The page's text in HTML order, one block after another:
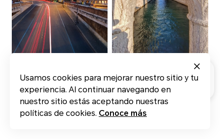
Usamos cookies para mejorar nuestro sitio y tu
experiencia. Al continuar navegando en
nuestro sitio estás aceptando nuestras
políticas de cookies. Conoce más